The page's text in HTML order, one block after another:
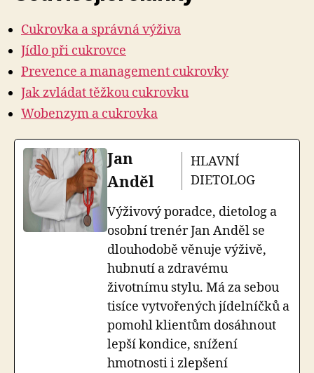
Cukrovka a správná výživa
Jídlo při cukrovce
Prevence a management cukrovky
Jak zvládat těžkou cukrovku
Wobenzym a cukrovka
Jan
Anděl
HLAVNÍ
DIETOLOG
Výživový poradce, dietolog a
osobní trenér Jan Anděl se
dlouhodobě věnuje výživě,
hubnutí a zdravému
životnímu stylu. Má za sebou
tisíce vytvořených jídelníčků a
pomohl klientům dosáhnout
lepší kondice, snížení
hmotnosti i zlepšení